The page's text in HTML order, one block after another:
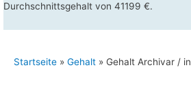
Durchschnittsgehalt von 41199 €.
Startseite » Gehalt » Gehalt Archivar / in